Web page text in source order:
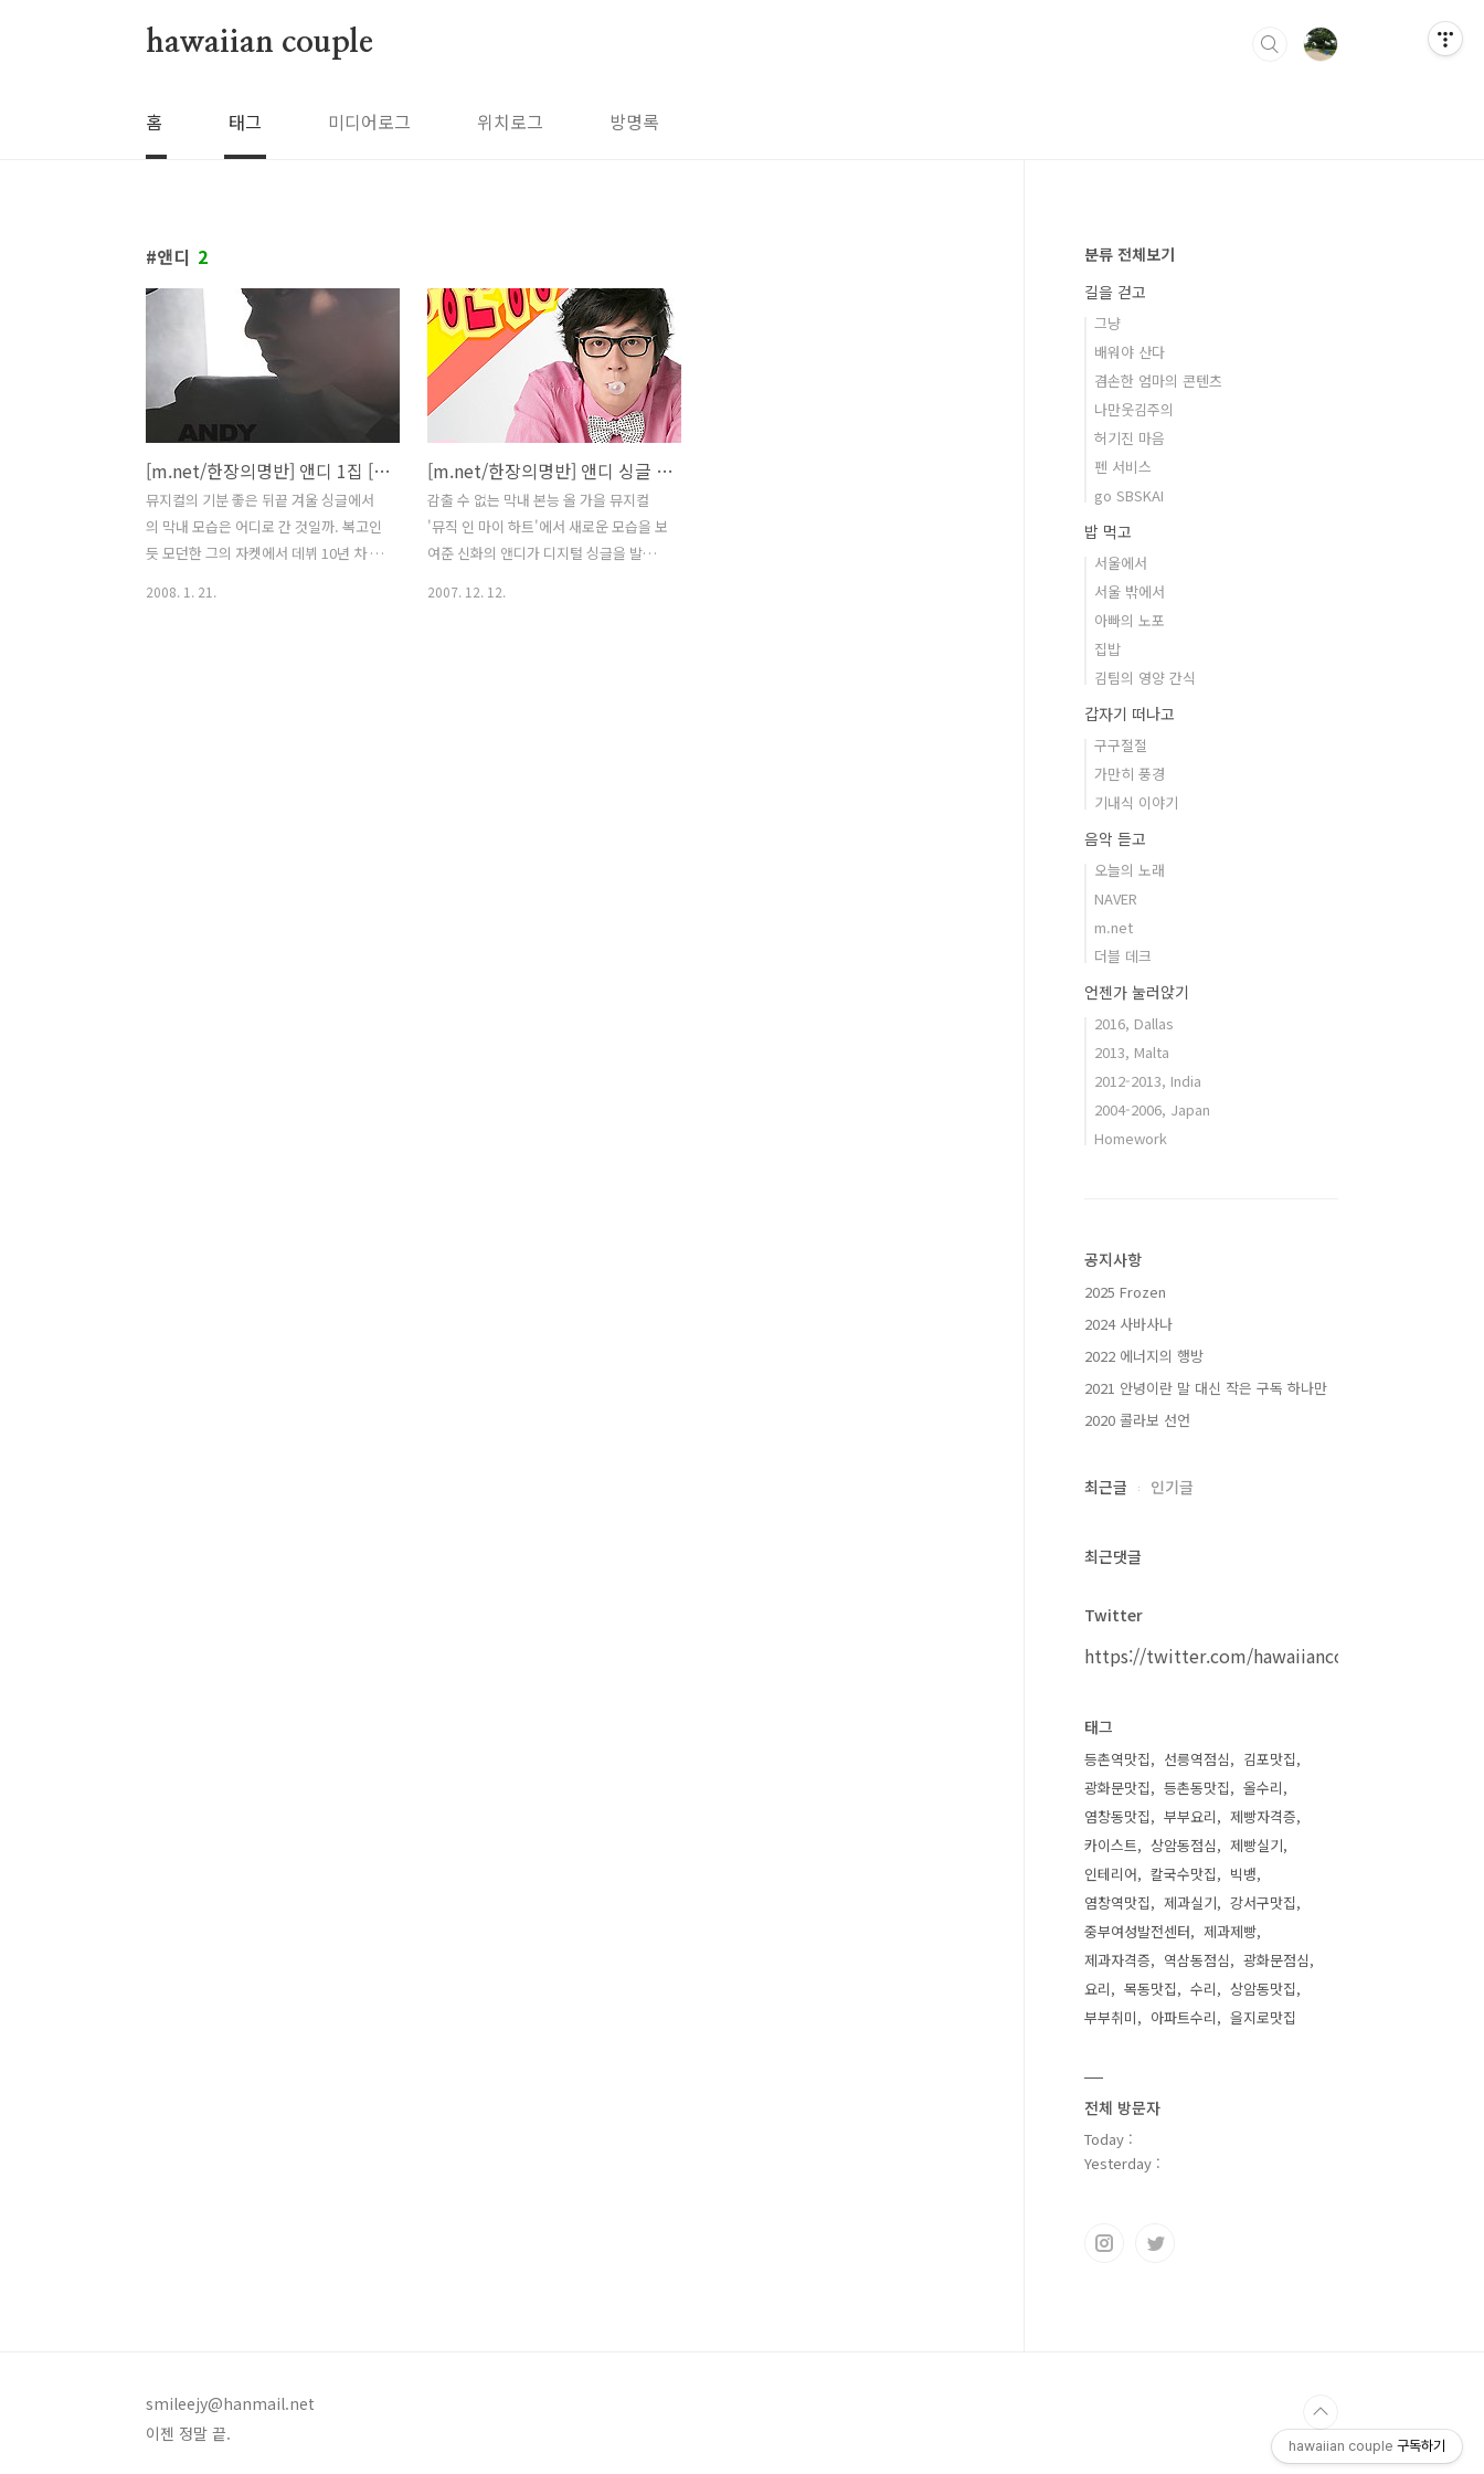
hawaiian couple
홈 태그 미디어로그 위치로그 방명록
앤디 2
[m.net/한장의명반] 앤디 1집 [NEW DREAM]
뮤지컬의 기분 좋은 뒤끝 겨울 싱글에서
의 막내 모습은 어디로 간 것일까. 복고인
듯 모던한 그의 자켓에서 데뷔 10년 차 첫
2008. 1. 21.
[m.net/한장의명반] 앤디 싱글 [엉뚱한 상상]
감출 수 없는 막내 본능 올 가을 뮤지컬
'뮤직 인 마이 하트'에서 새로운 모습을 보
여준 신화의 앤디가 디지털 싱글을 발표
2007. 12. 12.
분류 전체보기
길을 걷고
그냥
배워야 산다
겸손한 엄마의 콘텐츠
나만웃김주의
허기진 마음
펜 서비스
go SBSKAI
밥 먹고
서울에서
서울 밖에서
아빠의 노포
집밥
김팀의 영양 간식
갑자기 떠나고
구구절절
가만히 풍경
기내식 이야기
음악 듣고
오늘의 노래
NAVER
m.net
더블 데크
언젠가 눌러앉기
2016, Dallas
2013, Malta
2012-2013, India
2004-2006, Japan
Homework
공지사항
2025 Frozen
2024 사바사나
2022 에너지의 행방
2021 안녕이란 말 대신 작은 구독 하나만
2020 콜라보 선언
최근글 인기글
최근댓글
Twitter
https://twitter.com/hawaiiancouple
태그
등촌역맛집 선릉역점심
김포맛집
광화문맛집
등촌동맛집
올수리
염창동맛집
부부요리
제빵자격증
카이스트
상암동점심
제빵실기
인테리어
칼국수맛집
빅뱅
염창역맛집
제과실기
강서구맛집
중부여성발전센터
제과제빵
제과자격증
역삼동점심
광화문점심
요리
목동맛집 수리
상암동맛집
부부취미
아파트수리 을지로맛집
전체 방문자
Today :
Yesterday :
smileejy@hanmail.net
이젠 정말 끝.
hawaiian couple 구독하기